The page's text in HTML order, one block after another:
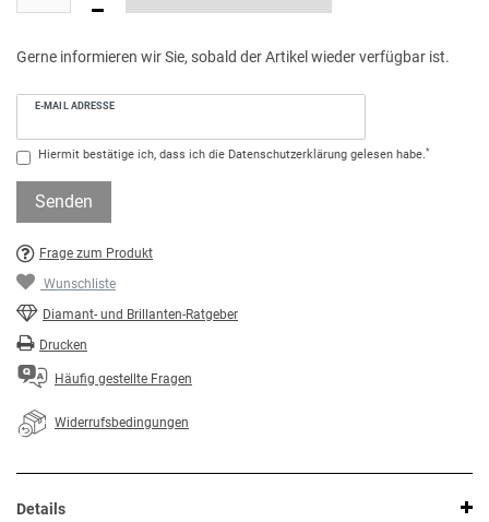
Gerne informieren wir Sie, sobald der Artikel wieder verfügbar ist.
E-MAIL ADRESSE
Hiermit bestätige ich, dass ich die Daten­schutz­erklärung gelesen habe.*
Senden
Frage zum Produkt
Wunschliste
Diamant- und Brillanten-Ratgeber
Drucken
Häufig gestellte Fragen
Widerrufsbedingungen
Details